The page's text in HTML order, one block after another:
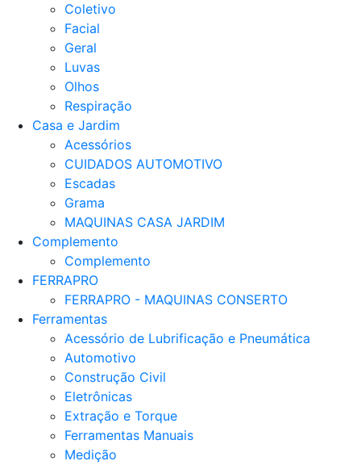
Coletivo
Facial
Geral
Luvas
Olhos
Respiração
Casa e Jardim
Acessórios
CUIDADOS AUTOMOTIVO
Escadas
Grama
MAQUINAS CASA JARDIM
Complemento
Complemento
FERRAPRO
FERRAPRO - MAQUINAS CONSERTO
Ferramentas
Acessório de Lubrificação e Pneumática
Automotivo
Construção Civil
Eletrônicas
Extração e Torque
Ferramentas Manuais
Medição